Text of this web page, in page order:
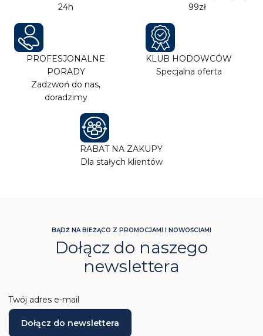
24h
99zł
PROFESJONALNE
PORADY
Zadzwoń do nas,
doradzimy
KLUB HODOWCÓW
Specjalna oferta
RABAT NA ZAKUPY
Dla stałych klientów
BĄDŹ NA BIEŻĄCO Z PROMOCJAMI I NOWOŚCIAMI
Dołącz do naszego
newslettera
Twój adres e-mail
Dołącz do newslettera